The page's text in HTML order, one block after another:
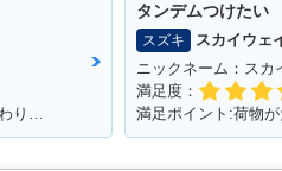
満足ポイント:とてもよく走る。純正マフラーの音が良い！こだわりはへっぽこステッカー！
タンデムつけたい
スズキ
スカイウェ
ニックネーム：スカ
満足度：
満足ポイント:荷物